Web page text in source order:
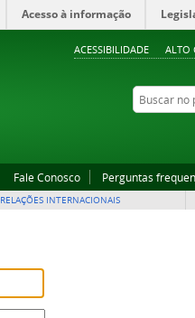
ACESSIBILIDADE ALTO
Acesso à informação
Buscar no
Fale Conosco Perguntas
RELAÇÕES INTERNACIONAIS